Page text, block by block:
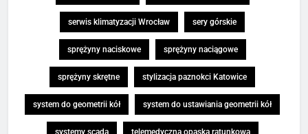
serwis klimatyzacji Wrocław sery górskie
sprężyny naciskowe sprężyny naciągowe
sprężyny skrętne stylizacja paznokci Katowice
system do geometrii kół system do ustawiania geometrii kół
systemy scada telemedyczna opaska ratunkowa